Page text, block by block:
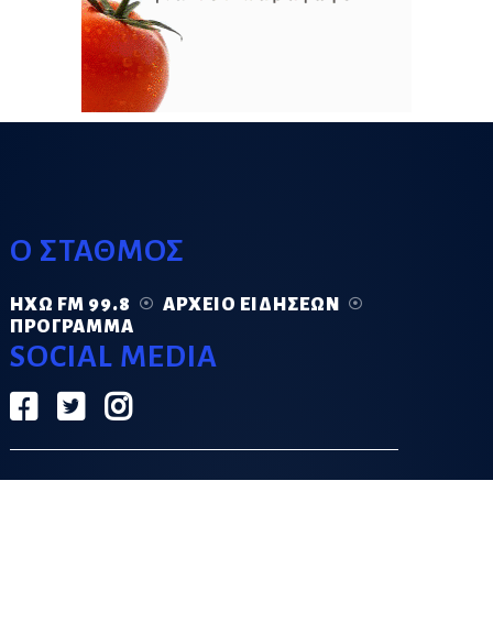
Ο ΣΤΑΘΜΟΣ
ΗΧΏ FM 99.8
ΑΡΧΕΊΟ ΕΙΔΉΣΕΩΝ
ΠΡΌΓΡΑΜΜΑ
SOCIAL MEDIA